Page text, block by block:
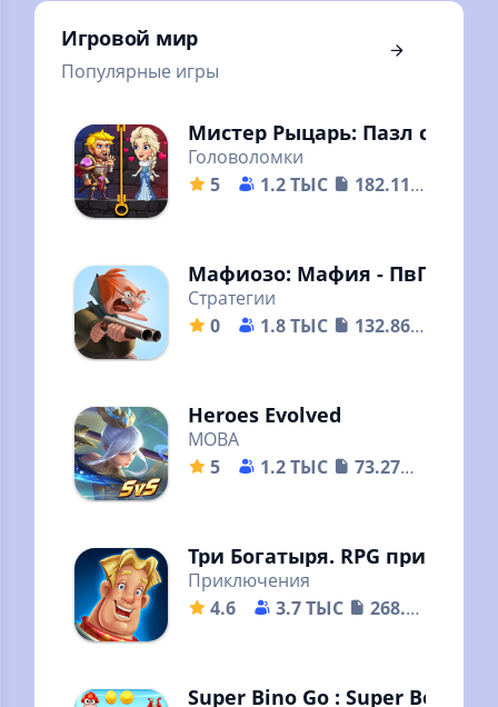
Игровой мир
Популярные игры
Мистер Рыцарь: Пазл с
Головоломки
5
1.2 ТЫС
182.11
принцесс
Мафиозо: Мафия - ПвП
Стратегии
0
1.8 ТЫС
132.86
Тактики в пошаговых PvP
боях онлайн! Войны
кланов Мафии
Heroes Evolved
MOBA
5
1.2 ТЫС
73.27
MOBA.
Три Богатыря. RPG
Приключения
4.6
3.7 ТЫС
268.48
приключение и побеждай
Super Bino Go : Super Bob's